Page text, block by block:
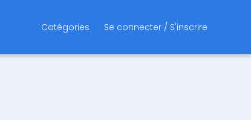
Catégories Se connecter / S'inscrire